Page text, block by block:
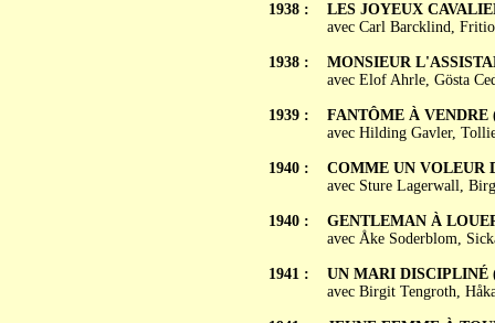
1938 :
1938 :
1939 :
1940 :
1940 :
1941 :
LES JOYEUX
avec Carl Barcklind,
MONSIEUR
avec Elof Ahrle, Gösta
FANTÔME À VENDRE
avec Hilding Gavler,
COMME UN VOLEUR
avec Sture Lagerwall,
GENTLEMAN À
avec Åke Soderblom,
UN MARI DISCIPLINÉ
avec Birgit Tengroth,